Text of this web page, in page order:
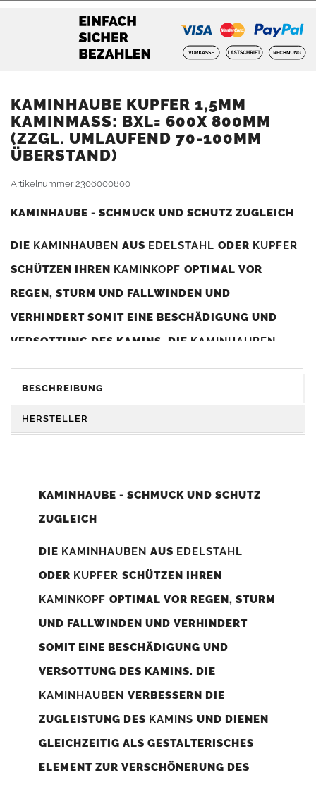
KAMINHAUBE KUPFER 1,5MM
KAMINMASS: BXL= 600X 800MM (
ZZGL. UMLAUFEND 70-100MM Ü
BERSTAND)
Artikelnummer2306000800
KAMINHAUBE - SCHMUCK UND SCHUTZ ZUGLEICH
DIE KAMINHAUBEN AUS EDELSTAHL ODER KUPFER
SCHÜTZEN IHREN KAMINKOPF OPTIMAL VOR
REGEN, STURM UND FALLWINDEN UND
VERHINDERT SOMIT EINE BESCHÄDIGUNG UND
VERSOTTUNG DES KAMINS. DIE KAMINHAUBEN
DIENEN GLEICHZEITIG ALS GESTALTERISCHES
ELEMENT ZUR VERSCHÖNERUNG DES BAUWERKS.
Unsere Maßangaben beziehen sich immer auf das
800mm x 740-800mm angefertigt (siehe Bild/Zeichnung unten).
angefertigt werden (bitte anfragen).
(siehe Bild/Zeichnung unten) angefertigt. Sollten die Bohrungen
nicht passen dann bitte "ohne"Bohrungen (Auswahlfeld)
bis 500mm Kaminbreite: Abstand vom Kaminrand ca.
80mm
BESCHREIBUNG
HERSTELLER
KAMINHAUBE - SCHMUCK UND SCHUTZ
ZUGLEICH
DIE KAMINHAUBEN AUS EDELSTAHL
ODER KUPFER SCHÜTZEN IHREN
KAMINKOPF OPTIMAL VOR REGEN, STURM
UND FALLWINDEN UND VERHINDERT
SOMIT EINE BESCHÄDIGUNG UND
VERSOTTUNG DES KAMINS. DIE
KAMINHAUBEN VERBESSERN DIE
ZUGLEISTUNG DES KAMINS UND DIENEN
GLEICHZEITIG ALS GESTALTERISCHES
ELEMENT ZUR VERSCHÖNERUNG DES